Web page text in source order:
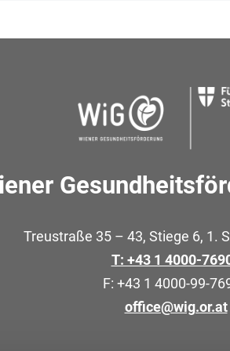
Treustraße 35 – 43, Stiege 6, 1.
T: +43 1 4000-
F: +43 1 4000-99-
office@wig.or.at